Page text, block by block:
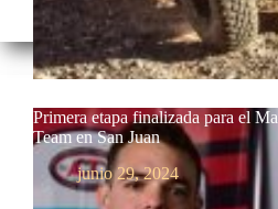
Primera etapa finalizada para el
Team en San Juan
junio 29, 2024